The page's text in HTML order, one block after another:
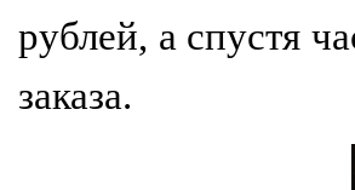
рублей, а спустя
заказа.